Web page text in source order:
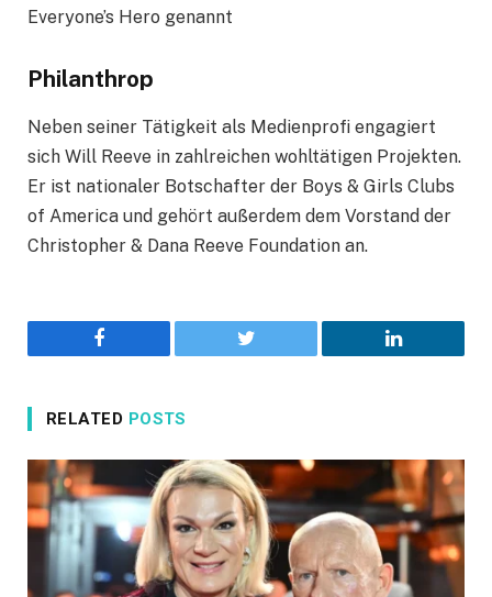
Everyone’s Hero genannt
Philanthrop
Neben seiner Tätigkeit als Medienprofi engagiert
sich Will Reeve in zahlreichen wohltätigen Projekten.
Er ist nationaler Botschafter der Boys & Girls Clubs
of America und gehört außerdem dem Vorstand der
Christopher & Dana Reeve Foundation an.
Facebook Twitter LinkedIn
RELATED POSTS